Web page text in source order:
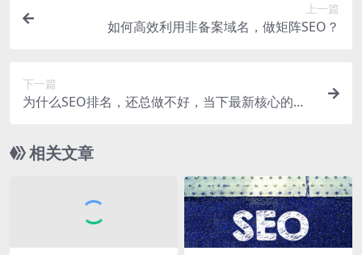
上一篇
如何高效利用非备案域名，做矩阵SEO？
下一篇
为什么SEO排名，还总做不好，当下最新核心的原
相关文章